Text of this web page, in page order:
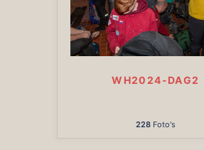
WH2024-DAG2
228 Foto's